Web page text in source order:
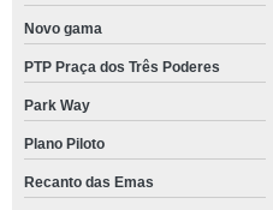
Novo gama
PTP Praça dos Três Poderes
Park Way
Plano Piloto
Recanto das Emas